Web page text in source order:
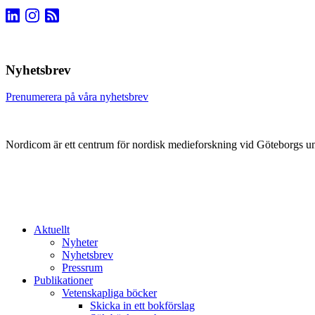
Nyhetsbrev
Prenumerera på våra nyhetsbrev
Nordicom är ett centrum för nordisk medieforskning vid Göteborgs
Aktuellt
Nyheter
Nyhetsbrev
Pressrum
Publikationer
Vetenskapliga böcker
Skicka in ett bokförslag